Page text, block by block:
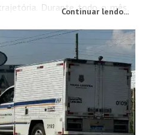
Durante todo o mês,
o conceito "O Brasil inteiro tá...
Continuar lendo...